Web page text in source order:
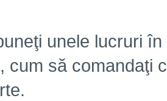
unele lucruri
cum să